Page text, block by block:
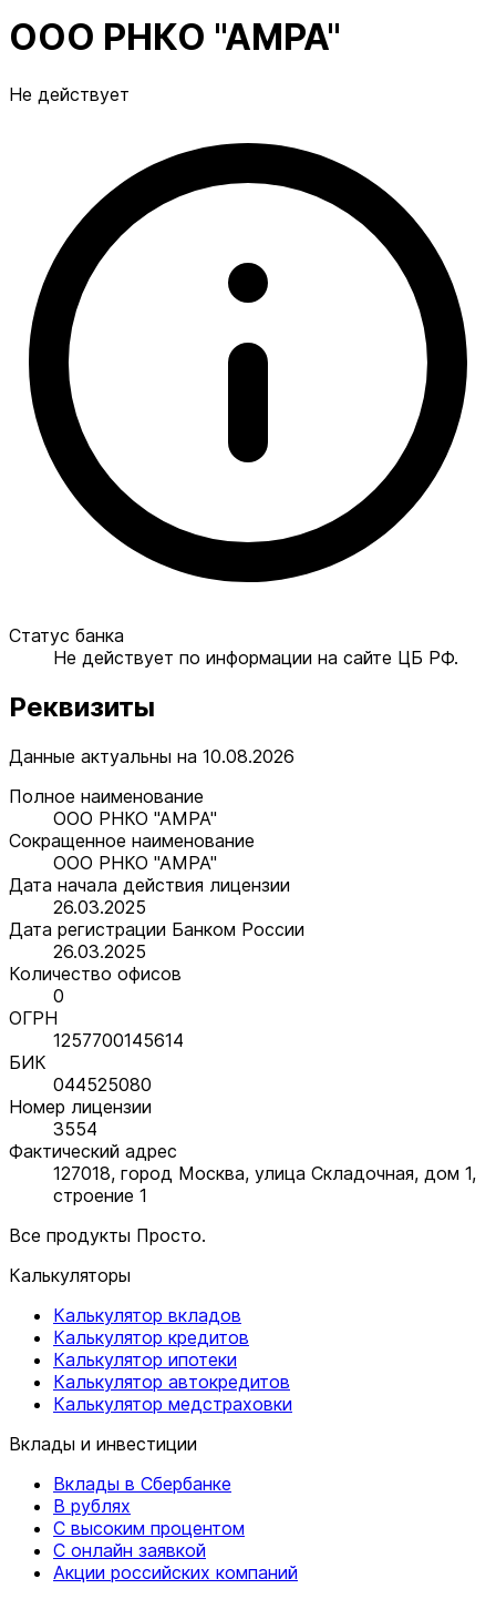
ООО РНКО "АМРА"
Не действует
Статус банка
Не действует по информации на сайте ЦБ РФ.
Реквизиты
Данные актуальны на 10.08.2026
Полное наименование
ООО РНКО "АМРА"
Сокращенное наименование
ООО РНКО "АМРА"
Дата начала действия лицензии
26.03.2025
Дата регистрации Банком России
26.03.2025
Количество офисов
0
ОГРН
1257700145614
БИК
044525080
Номер лицензии
3554
Фактический адрес
127018, город Москва, улица Складочная, дом 1,
строение 1
Все продукты Просто.
Калькуляторы
Калькулятор вкладов
Калькулятор кредитов
Калькулятор ипотеки
Калькулятор автокредитов
Калькулятор медстраховки
Вклады и инвестиции
Вклады в Сбербанке
В рублях
С высоким процентом
С онлайн заявкой
Акции российских компаний